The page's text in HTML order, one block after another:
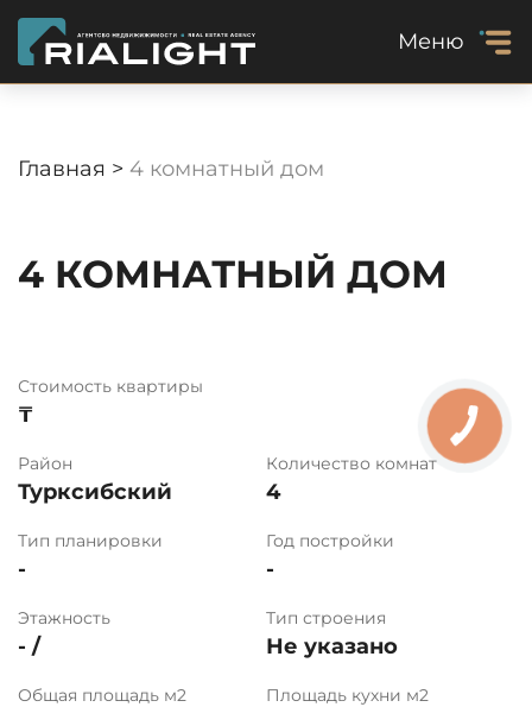
Меню
Главная > 4 комнатный дом
4 КОМНАТНЫЙ ДОМ
Стоимость квартиры
₸
Район
Турксибский
Количество комнат
4
Тип планировки
-
Год постройки
-
Этажность
- /
Тип строения
Не указано
Общая площадь м2 Площадь кухни м2